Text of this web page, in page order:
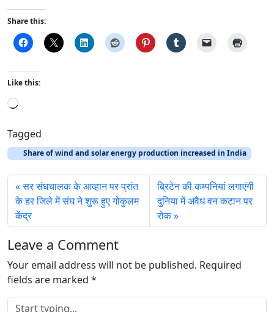
Share this:
Like this:
L
a
d
i
n
g
…
Tagged
Share of wind and solar energy production increased in India
सर संघचालक के आव्हान पर प्रांत
के हर जिले में संघ ने शुरू हुए गोकुलम
केंद्र
ब्रिटेन की कम्पनियां लगाएंगी
दुनिया में अवैध वन कटान पर
रोक
Leave a Comment
Your email address will not be published. Required
fields are marked *